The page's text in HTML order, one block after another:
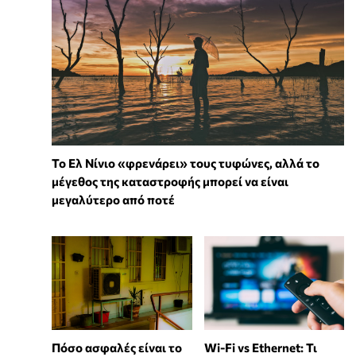
Το Ελ Νίνιο «φρενάρει» τους τυφώνες, αλλά το
μέγεθος της καταστροφής μπορεί να είναι
μεγαλύτερο από ποτέ
Πόσο ασφαλές είναι το
Wi-Fi vs Ethernet: Τι